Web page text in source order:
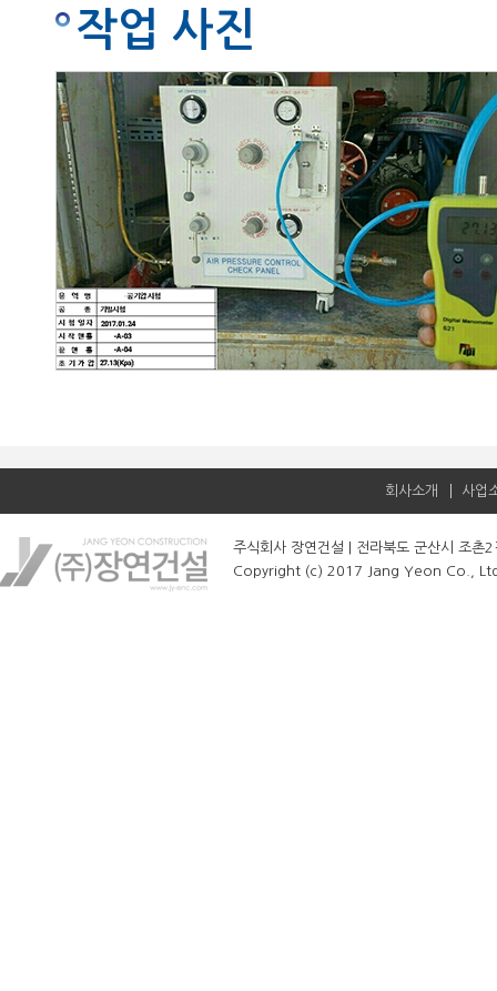
작업 사진
회사소개 사업
주식회사 장연건설 | 전라북도 군산시 조
Copyright (c) 2017 Jang Yeon Co.,